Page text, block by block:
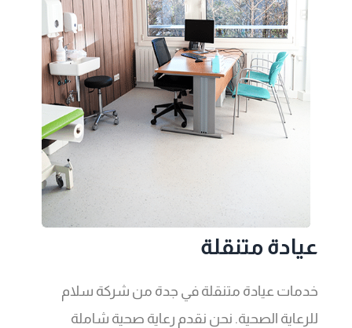
عيادة متنقلة
خدمات عيادة متنقلة في جدة من شركة سلام
للرعاية الصحية. نحن نقدم رعاية صحية شاملة